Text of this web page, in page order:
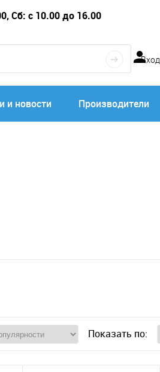
Сб: с 10.00 до 16.00
Вход
и новости Производители
Показать по: